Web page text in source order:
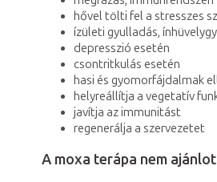
hővel tölti fel a stresszes
ízületi gyulladás,
depresszió esetén
csontritkulás esetén
hasi és gyomorfájdalmak
helyreállítja a vegetatív
javítja az immunitást
regenerálja a szervezetet
A moxa terápa nem